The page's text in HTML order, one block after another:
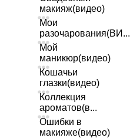
макияж(видео)
Мои
разочарования(ВИ...
Мой
маникюр(видео)
Кошачьи
глазки(видео)
Коллекция
ароматов(в...
Ошибки в
макияже(видео)